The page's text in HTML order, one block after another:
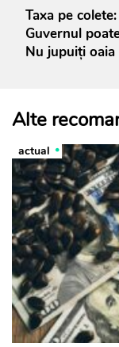
Taxa pe
Guvernul
Nu jupuiți oaia
Alte
actual